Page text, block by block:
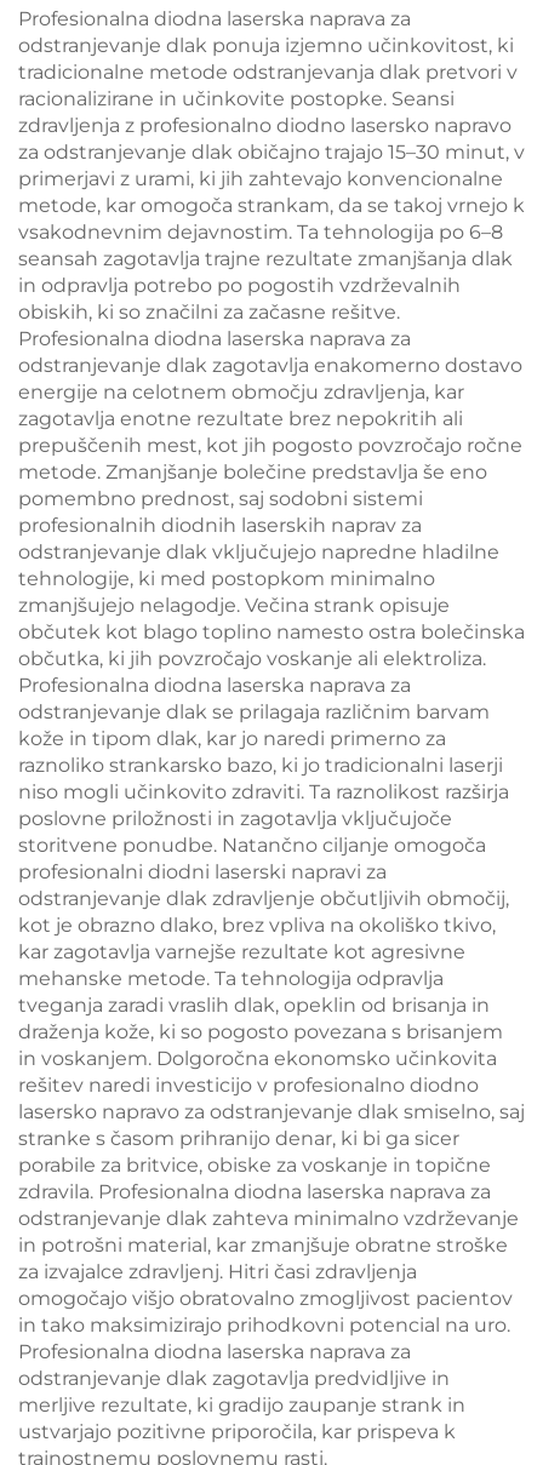
napenjanje kože ter
radiofrekvenčno
obdelavo obraza za
izgubo teže in
izboljšanje kontur
telesa
Profesionalna diodna laserska naprava za
odstranjevanje dlak ponuja izjemno učinkovitost, ki
tradicionalne metode odstranjevanja dlak pretvori v
racionalizirane in učinkovite postopke. Seansi
zdravljenja z profesionalno diodno lasersko napravo
za odstranjevanje dlak običajno trajajo 15–30 minut, v
primerjavi z urami, ki jih zahtevajo konvencionalne
metode, kar omogoča strankam, da se takoj vrnejo k
vsakodnevnim dejavnostim. Ta tehnologija po 6–8
seansah zagotavlja trajne rezultate zmanjšanja dlak
in odpravlja potrebo po pogostih vzdrževalnih
obiskih, ki so značilni za začasne rešitve.
Profesionalna diodna laserska naprava za
odstranjevanje dlak zagotavlja enakomerno dostavo
energije na celotnem območju zdravljenja, kar
zagotavlja enotne rezultate brez nepokritih ali
prepuščenih mest, kot jih pogosto povzročajo ročne
metode. Zmanjšanje bolečine predstavlja še eno
pomembno prednost, saj sodobni sistemi
profesionalnih diodnih laserskih naprav za
odstranjevanje dlak vključujejo napredne hladilne
tehnologije, ki med postopkom minimalno
zmanjšujejo nelagodje. Večina strank opisuje
občutek kot blago toplino namesto ostra bolečinska
občutka, ki jih povzročajo voskanje ali elektroliza.
Profesionalna diodna laserska naprava za
odstranjevanje dlak se prilagaja različnim barvam
kože in tipom dlak, kar jo naredi primerno za
raznoliko strankarsko bazo, ki jo tradicionalni laserji
niso mogli učinkovito zdraviti. Ta raznolikost razširja
poslovne priložnosti in zagotavlja vključujoče
storitvene ponudbe. Natančno ciljanje omogoča
profesionalni diodni laserski napravi za
odstranjevanje dlak zdravljenje občutljivih območij,
kot je obrazno dlako, brez vpliva na okoliško tkivo,
kar zagotavlja varnejše rezultate kot agresivne
mehanske metode. Ta tehnologija odpravlja
tveganja zaradi vraslih dlak, opeklin od brisanja in
draženja kože, ki so pogosto povezana s brisanjem
in voskanjem. Dolgoročna ekonomsko učinkovita
rešitev naredi investicijo v profesionalno diodno
lasersko napravo za odstranjevanje dlak smiselno, saj
stranke s časom prihranijo denar, ki bi ga sicer
porabile za britvice, obiske za voskanje in topične
zdravila. Profesionalna diodna laserska naprava za
odstranjevanje dlak zahteva minimalno vzdrževanje
in potrošni material, kar zmanjšuje obratne stroške
za izvajalce zdravljenj. Hitri časi zdravljenja
omogočajo višjo obratovalno zmogljivost pacientov
in tako maksimizirajo prihodkovni potencial na uro.
Profesionalna diodna laserska naprava za
odstranjevanje dlak zagotavlja predvidljive in
merljive rezultate, ki gradijo zaupanje strank in
ustvarjajo pozitivne priporočila, kar prispeva k
trajnostnemu poslovnemu rasti.